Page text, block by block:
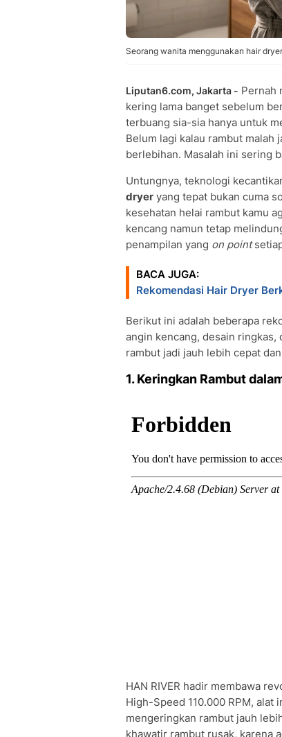
Seorang wanita menggunakan hair
Liputan6.com, Jakarta - Pernah
kering lama banget sebelum
terbuang sia-sia hanya untuk
Belum lagi kalau rambut malah
berlebihan. Masalah ini sering
Untungnya, teknologi
dryer yang tepat bukan cuma
kesehatan helai rambut kamu
kencang namun tetap
penampilan yang on point
BACA JUGA:
Rekomendasi Hair Dryer
Berikut ini adalah beberapa
angin kencang, desain
rambut jadi jauh lebih cepat
1. Keringkan Rambut
HAN RIVER hadir membawa
High-Speed 110.000 RPM, alat
mengeringkan rambut jauh
khawatir rambut rusak, karena